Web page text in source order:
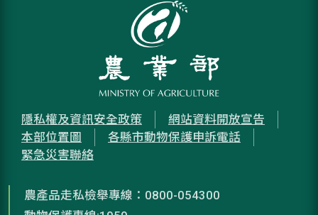
隱私權及資訊安全政策
網站資料開放宣告
本部位置圖
各縣市動物保護申訴電話
緊急災害聯絡
農產品走私檢舉專線：0800-054300